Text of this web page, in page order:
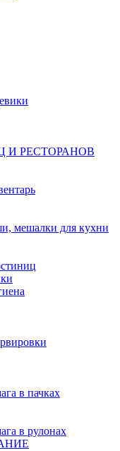
И РЕСТОРАНОВ
мешалки для кухни
в пачках
в рулонах